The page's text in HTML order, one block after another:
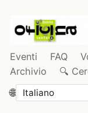
Eventi FAQ
Archivio
🔍
🌐